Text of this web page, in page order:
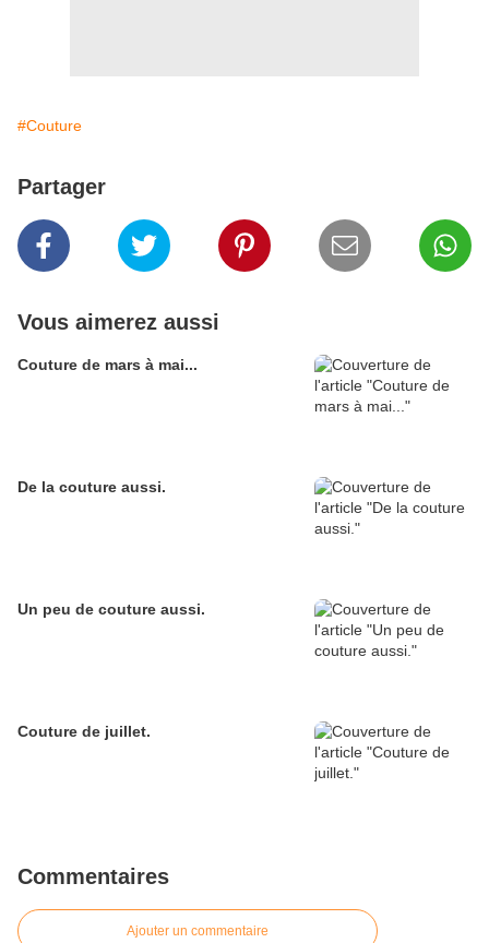
#Couture
Partager
Vous aimerez aussi
Couture de mars à mai...
De la couture aussi.
Un peu de couture aussi.
Couture de juillet.
Commentaires
Ajouter un commentaire